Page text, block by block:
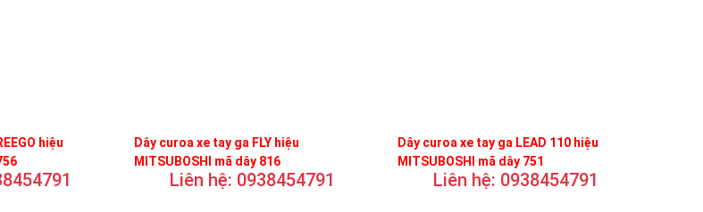
hiệu
Dây curoa xe tay ga FLY hiệu
MITSUBOSHI mã dây 816
Liên hệ: 0938454791
Dây curoa xe tay ga LEAD 110 hiệu
MITSUBOSHI mã dây 751
Liên hệ: 0938454791